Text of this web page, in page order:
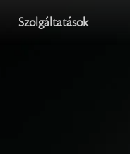
Szolgáltatások